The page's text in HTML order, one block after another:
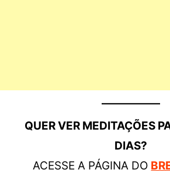
QUER VER MEDITAÇÕES
DIAS?
ACESSE A PÁGINA DO